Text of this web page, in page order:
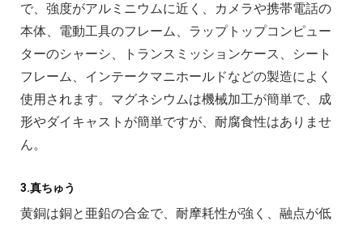
で、強度がアルミニウムに近く、カメラや携帯電話の
本体、電動工具のフレーム、ラップトップコンピュー
ターのシャーシ、トランスミッションケース、シート
フレーム、インテークマニホールドなどの製造によく
使用されます。マグネシウムは機械加工が簡単で、成
形やダイキャストが簡単ですが、耐腐食性はありませ
ん。
3.真ちゅう
黄銅は銅と亜鉛の合金で、耐摩耗性が強く、融点が低